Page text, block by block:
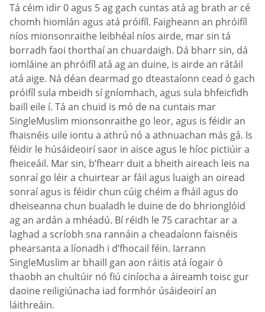
Tá céim idir 0 agus 5 ag gach cuntas atá ag brath ar cé
chomh hiomlán agus atá próifíl. Faigheann an phróifíl
níos mionsonraithe leibhéal níos airde, mar sin tá
borradh faoi thorthaí an chuardaigh. Dá bharr sin, dá
iomláine an phróifíl atá ag an duine, is airde an rátáil
atá aige. Ná déan dearmad go dteastaíonn cead ó gach
próifíl sula mbeidh sí gníomhach, agus sula bhfeicfidh
baill eile í. Tá an chuid is mó de na cuntais mar
SingleMuslim mionsonraithe go leor, agus is féidir an
fhaisnéis uile iontu a athrú nó a athnuachan más gá. Is
féidir le húsáideoirí saor in aisce agus le híoc pictiúir a
fheiceáil. Mar sin, b’fhearr duit a bheith aireach leis na
sonraí go léir a chuirtear ar fáil agus luaigh an oiread
sonraí agus is féidir chun cúig chéim a fháil agus do
dheiseanna chun bualadh le duine de do bhrionglóid
ag an ardán a mhéadú. Bí réidh le 75 carachtar ar a
laghad a scríobh sna rannáin a cheadaíonn faisnéis
phearsanta a líonadh i d’fhocail féin. Iarrann
SingleMuslim ar bhaill gan aon ráitis atá íogair ó
thaobh an chultúir nó fiú ciníocha a áireamh toisc gur
daoine reiligiúnacha iad formhór úsáideoirí an
láithreáin.